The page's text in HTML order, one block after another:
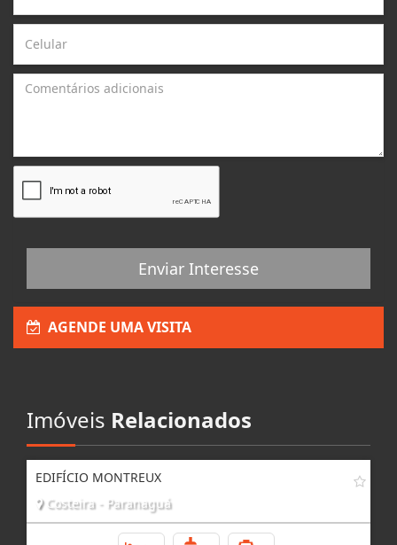
Enviar Interesse
AGENDE UMA VISITA
Imóveis Relacionados
EDIFÍCIO MONTREUX
Costeira - Paranaguá